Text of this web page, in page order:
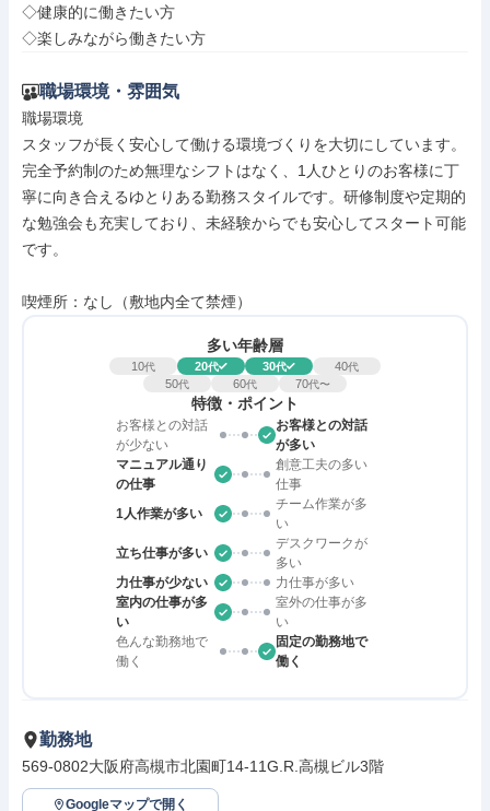
◇健康的に働きたい方
◇楽しみながら働きたい方
職場環境・雰囲気
職場環境
スタッフが長く安心して働ける環境づくりを大切にしています。
完全予約制のため無理なシフトはなく、1人ひとりのお客様に丁
寧に向き合えるゆとりある勤務スタイルです。研修制度や定期的
な勉強会も充実しており、未経験からでも安心してスタート可能
です。
喫煙所：なし（敷地内全て禁煙）
多い年齢層
10代 20代 30代 40代
50代 60代 70代〜
特徴・ポイント
お客様との対話
が少ない
お客様との対話
が多い
マニュアル通り
の仕事
創意工夫の多い
仕事
1人作業が多い
チーム作業が多
い
立ち仕事が多い
デスクワークが
多い
力仕事が少ない
力仕事が多い
室内の仕事が多
い
室外の仕事が多
い
色んな勤務地で
働く
固定の勤務地で
働く
勤務地
569-0802大阪府高槻市北園町14-11G.R.高槻ビル3階
Googleマップで開く